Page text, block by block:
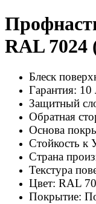
RAL 7024
Блеск
Гарантия: 10
Защитный
Обратная
Основа
Стойкость к
Страна
Текстура
Цвет: RAL
Покрытие: